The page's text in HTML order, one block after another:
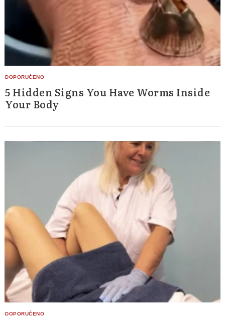
5 Hidden Signs You Have Worms Inside
Your Body